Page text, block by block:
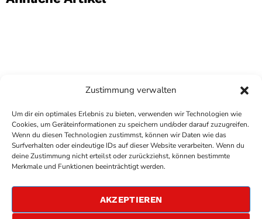
Zustimmung verwalten
Um dir ein optimales Erlebnis zu bieten, verwenden wir Technologien wie
Cookies, um Geräteinformationen zu speichern und/oder darauf zuzugreifen.
Wenn du diesen Technologien zustimmst, können wir Daten wie das
Surfverhalten oder eindeutige IDs auf dieser Website verarbeiten. Wenn du
deine Zustimmung nicht erteilst oder zurückziehst, können bestimmte
Merkmale und Funktionen beeinträchtigt werden.
AKZEPTIEREN
COPYRIGHTANTENNE BAD KREUZNACH
DATENSCHUTZERKLÄRUNG